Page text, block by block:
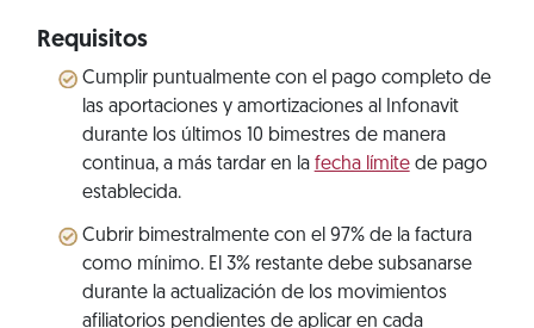
Requisitos
Cumplir puntualmente con el pago completo de
las aportaciones y amortizaciones al Infonavit
durante los últimos 10 bimestres de manera
continua, a más tardar en la fecha límitede pago
establecida.
Cubrir bimestralmente con el 97% de la factura
como mínimo. El 3% restante debe subsanarse
durante la actualización de los movimientos
afiliatorios pendientes de aplicar en cada